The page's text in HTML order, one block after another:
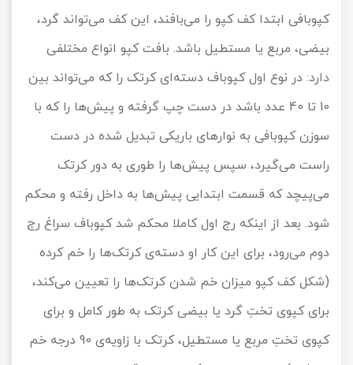
کپوبافی ابتدا کف کپو را می‌بافند، این کف می‌تواند گرد،
بیضی، مربع یا مستطیل باشد. بافت کپو انواع مختلفی
دارد: در نوع اول کپوباف دسته‌ای کرتک را که می‌تواند بین
10 تا 40 عدد باشد در دست چپ گرفته و پیش‌ها را که با
سوزن کپوبافی به نوارهای باریکی تبدیل شده در دست
راست می‌گیرد، سپس پیش‌ها را طوری به دور کرتک
می‌پیچد که قسمت ابتدایی پیش‌ها به داخل رفته و محکم
شود. بعد از اینکه رج اول کاملا محکم شد کپوباف سراغ رج
دوم می‌رود، برای این کار او دسته‌ی کرتک‌ها را خم کرده
(شکل کف کپو میزان خم شدن کرتک‌ها را تعیین می‌کند،
برای کپوی تختِ گرد یا بیضی کرتک به طور کامل و برای
کپوی تختِ مربع یا مستطیل، کرتک با زاویه‌ی 90 درجه خم